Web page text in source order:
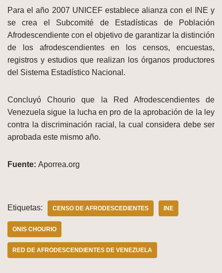
Para el año 2007 UNICEF establece alianza con el INE y
se crea el Subcomité de Estadísticas de Población
Afrodescendiente con el objetivo de garantizar la distinción
de los afrodescendientes en los censos, encuestas,
registros y estudios que realizan los órganos productores
del Sistema Estadístico Nacional.
Concluyó Chourio que la Red Afrodescendientes de
Venezuela sigue la lucha en pro de la aprobación de la ley
contra la discriminación racial, la cual considera debe ser
aprobada este mismo año.
Fuente: Aporrea.org
Etiquetas: CENSO DE AFRODESCEDIENTES INE
ONIS CHOURIO
RED DE AFRODESCENDIENTES DE VENEZUELA